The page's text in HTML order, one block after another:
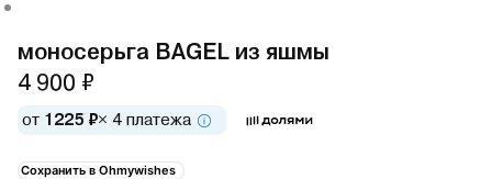
моносерьга BAGEL из яшмы
4 900 ₽
от 1225 ₽× 4 платежа
Сохранить в Ohmywishes